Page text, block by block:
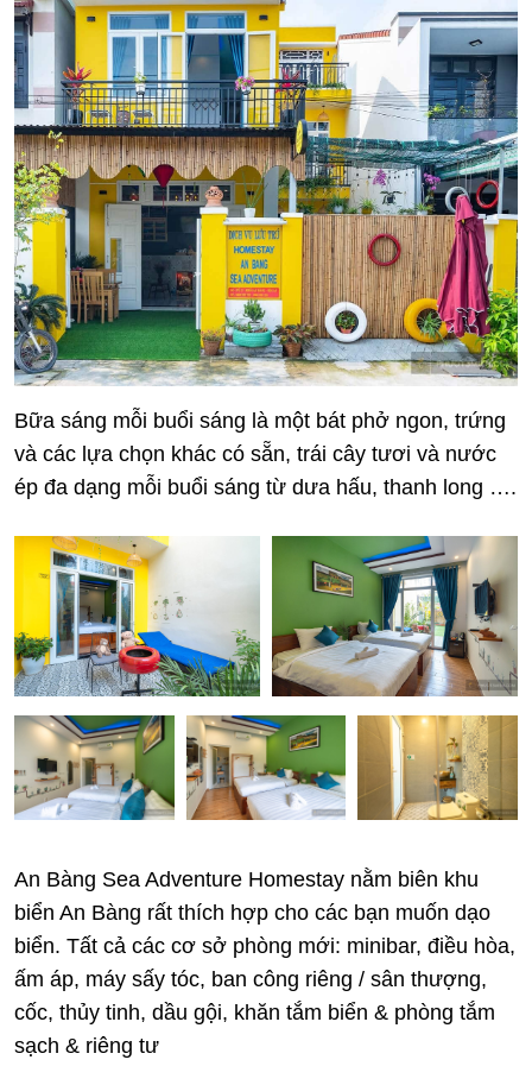
Bữa sáng mỗi buổi sáng là một bát phở ngon, trứng
và các lựa chọn khác có sẵn, trái cây tươi và nước
ép đa dạng mỗi buổi sáng từ dưa hấu, thanh long ….
An Bàng Sea Adventure Homestay nằm biên khu
biển An Bàng rất thích hợp cho các bạn muốn dạo
biển. Tất cả các cơ sở phòng mới: minibar, điều hòa,
ấm áp, máy sấy tóc, ban công riêng / sân thượng,
cốc, thủy tinh, dầu gội, khăn tắm biển & phòng tắm
sạch & riêng tư